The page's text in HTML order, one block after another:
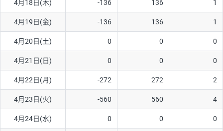
ソ/円は10万通貨単位。
4月18日(木) -136 136 1
4月19日(金) -136 136 1
4月20日(土) 0 0 0
4月21日(日) 0 0 0
4月22日(月) -272 272 2
4月23日(火) -560 560 4
4月24日(水) 0 0 0